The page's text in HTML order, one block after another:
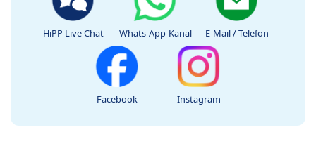
HiPP Live Chat Whats-App-Kanal E-Mail / Telefon
Facebook Instagram